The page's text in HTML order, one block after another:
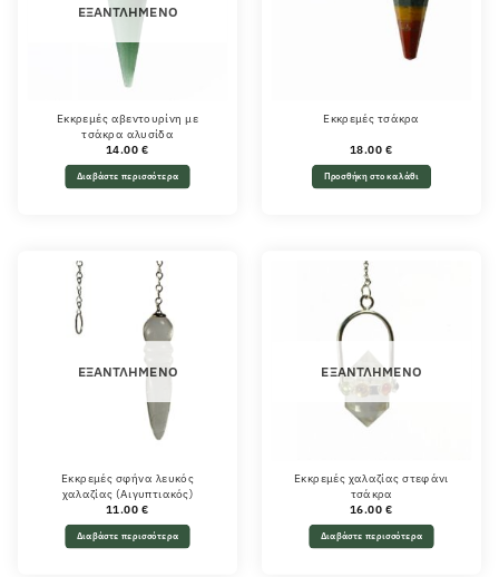
ΕΞΑΝΤΛΗΜΈΝΟ
Εκκρεμές αβεντουρίνη με
τσάκρα αλυσίδα
14.00 €
Διαβάστε περισσότερα
Εκκρεμές τσάκρα
18.00 €
Προσθήκη στο καλάθι
ΕΞΑΝΤΛΗΜΈΝΟ
Εκκρεμές σφήνα λευκός
χαλαζίας (Αιγυπτιακός)
11.00 €
Διαβάστε περισσότερα
ΕΞΑΝΤΛΗΜΈΝΟ
Εκκρεμές χαλαζίας στεφάνι
τσάκρα
16.00 €
Διαβάστε περισσότερα